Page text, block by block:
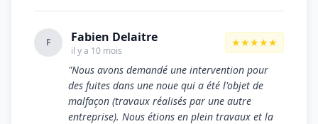
F Fabien Delaitre
il y a 10 mois
★★★★★
"Nous avons demandé une intervention pour
des fuites dans une noue qui a été l'objet de
malfaçon (travaux réalisés par une autre
entreprise). Nous étions en plein travaux et la